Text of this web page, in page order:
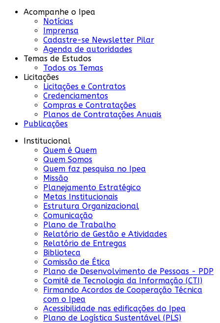
Acompanhe o Ipea
Notícias
Imprensa
Cadastre-se Newsletter Pilar
Agenda de autoridades
Temas de Estudos
Todos os Temas
Licitações
Licitações e Contratos
Credenciamentos
Compras e Contratações
Planos de Contratações Anuais
Publicações
Institucional
Quem é Quem
Quem Somos
Quem faz pesquisa no Ipea
Missão
Planejamento Estratégico
Metas Institucionais
Estrutura Organizacional
Comunicação
Plano de Trabalho
Relatório de Gestão e Atividades
Relatório de Entregas
Biblioteca
Comissão de Ética
Plano de Desenvolvimento de Pessoas - PDP
Comitê de Tecnologia da Informação (CTI)
Firmando Acordos de Cooperação Técnica
com o Ipea
Acessibilidade nas edificações do Ipea
Plano de Logística Sustentável (PLS)